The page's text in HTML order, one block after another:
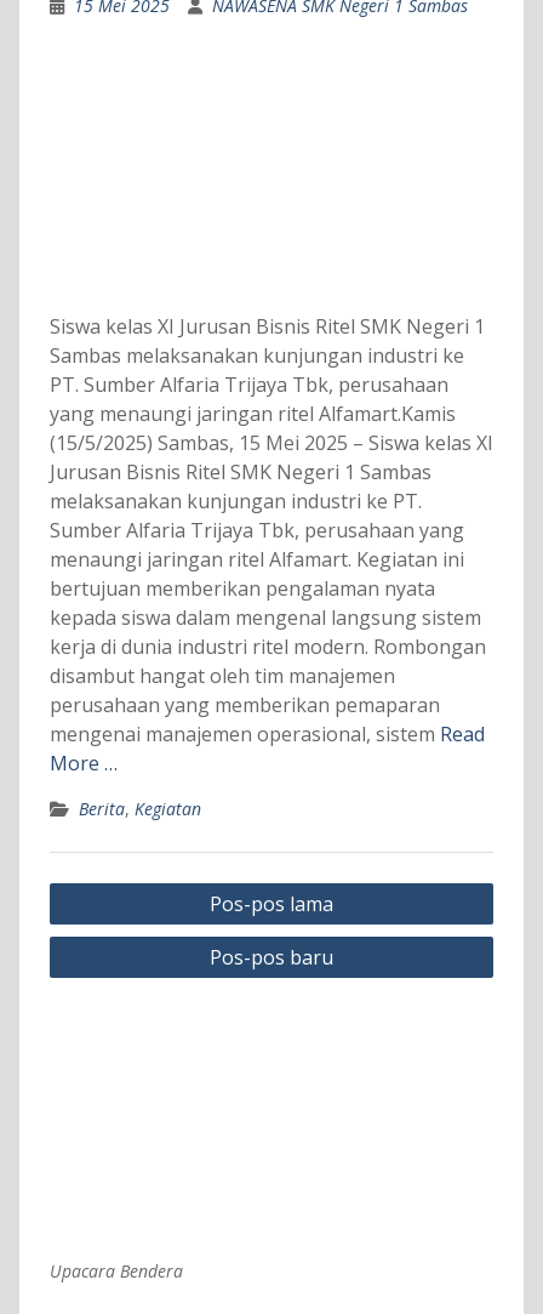
15 Mei 2025 NAWASENA SMK Negeri 1 Sambas
Siswa kelas XI Jurusan Bisnis Ritel SMK Negeri 1
Sambas melaksanakan kunjungan industri ke
PT. Sumber Alfaria Trijaya Tbk, perusahaan
yang menaungi jaringan ritel Alfamart.Kamis
(15/5/2025) Sambas, 15 Mei 2025 – Siswa kelas XI
Jurusan Bisnis Ritel SMK Negeri 1 Sambas
melaksanakan kunjungan industri ke PT.
Sumber Alfaria Trijaya Tbk, perusahaan yang
menaungi jaringan ritel Alfamart. Kegiatan ini
bertujuan memberikan pengalaman nyata
kepada siswa dalam mengenal langsung sistem
kerja di dunia industri ritel modern. Rombongan
disambut hangat oleh tim manajemen
perusahaan yang memberikan pemaparan
mengenai manajemen operasional, sistem Read
More …
Berita, Kegiatan
Navigasi
pos
Pos-pos lama
Pos-pos baru
Upacara Bendera